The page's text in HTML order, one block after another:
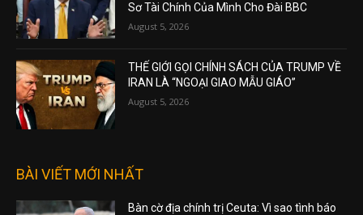
Sơ Tài Chính Của Mình Cho Đài BBC
August 5, 2026
THẾ GIỚI GỌI CHÍNH SÁCH CỦA TRUMP VỀ
IRAN LÀ “NGOẠI GIAO MẪU GIÁO”
August 5, 2026
BÀI VIẾT MỚI NHẤT
Bàn cờ địa chính trị Ceuta: Vì sao tình báo